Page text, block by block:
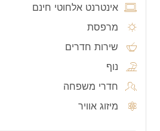
אינטרנט אלחוטי חינם
מרפסת
שירות חדרים
נוף
חדרי משפחה
מיזוג אוויר